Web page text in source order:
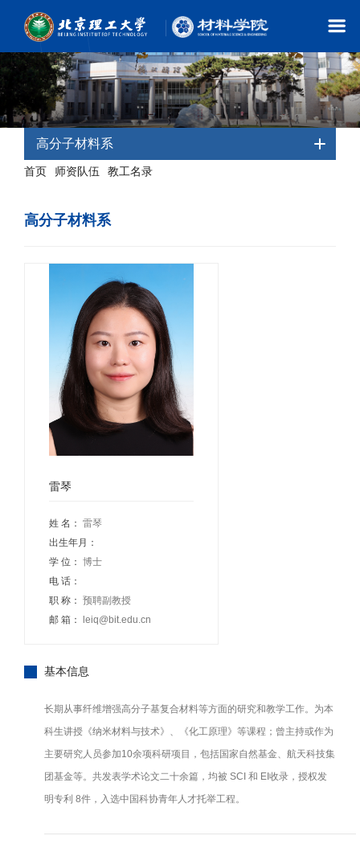
高分子材料系
首页 师资队伍 教工名录
高分子材料系
雷琴
姓 名： 雷琴
出生年月：
学 位： 博士
电 话：
职 称： 预聘副教授
邮 箱：
leiq@bit.edu.cn
基本信息
长期从事纤维增强高分子基复合材料等方面的研究和教学工作。为本
科生讲授《纳米材料与技术》、《化工原理》等课程；曾主持或作为
主要研究人员参加10余项科研项目，包括国家自然基金、航天科技集
团基金等。共发表学术论文二十余篇，均被 SCI 和 EI收录，授权发
明专利 8件，入选中国科协青年人才托举工程。